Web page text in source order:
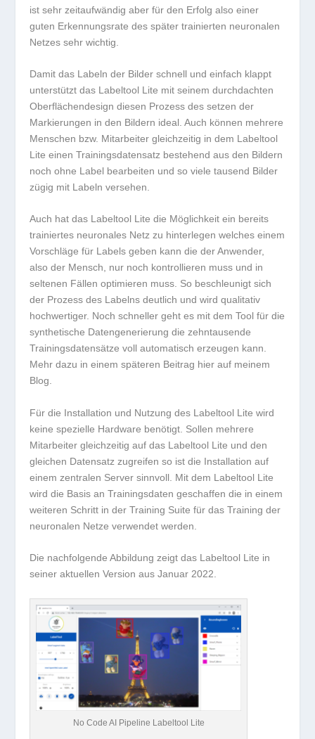
ist sehr zeitaufwändig aber für den Erfolg also einer
guten Erkennungsrate des später trainierten neuronalen
Netzes sehr wichtig.
Damit das Labeln der Bilder schnell und einfach klappt
unterstützt das Labeltool Lite mit seinem durchdachten
Oberflächendesign diesen Prozess des setzen der
Markierungen in den Bildern ideal. Auch können mehrere
Menschen bzw. Mitarbeiter gleichzeitig in dem Labeltool
Lite einen Trainingsdatensatz bestehend aus den Bildern
noch ohne Label bearbeiten und so viele tausend Bilder
zügig mit Labeln versehen.
Auch hat das Labeltool Lite die Möglichkeit ein bereits
trainiertes neuronales Netz zu hinterlegen welches einem
Vorschläge für Labels geben kann die der Anwender,
also der Mensch, nur noch kontrollieren muss und in
seltenen Fällen optimieren muss. So beschleunigt sich
der Prozess des Labelns deutlich und wird qualitativ
hochwertiger. Noch schneller geht es mit dem Tool für die
synthetische Datengenerierung die zehntausende
Trainingsdatensätze voll automatisch erzeugen kann.
Mehr dazu in einem späteren Beitrag hier auf meinem
Blog.
Für die Installation und Nutzung des Labeltool Lite wird
keine spezielle Hardware benötigt. Sollen mehrere
Mitarbeiter gleichzeitig auf das Labeltool Lite und den
gleichen Datensatz zugreifen so ist die Installation auf
einem zentralen Server sinnvoll. Mit dem Labeltool Lite
wird die Basis an Trainingsdaten geschaffen die in einem
weiteren Schritt in der Training Suite für das Training der
neuronalen Netze verwendet werden.
Die nachfolgende Abbildung zeigt das Labeltool Lite in
seiner aktuellen Version aus Januar 2022.
No Code AI Pipeline Labeltool Lite